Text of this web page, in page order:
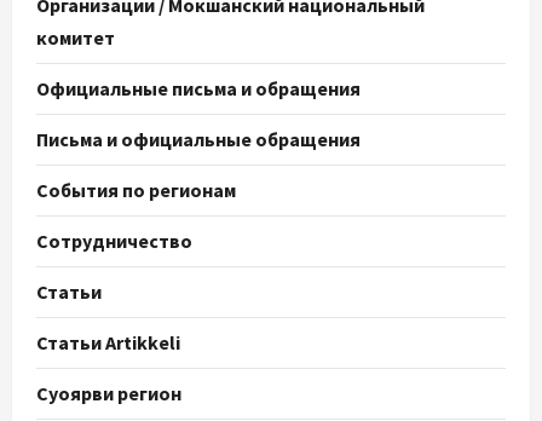
Организации / Мокшанский национальный
комитет
Официальные письма и обращения
Письма и официальные обращения
События по регионам
Сотрудничество
Статьи
Статьи Artikkeli
Суоярви регион